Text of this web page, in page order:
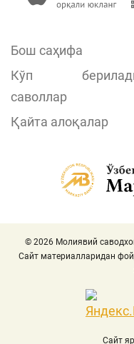
Бош саҳифа
Кўп
саволлар
Қайта алоқалар
© 2026 Молиявий
Сайт материалларидан
Сайт